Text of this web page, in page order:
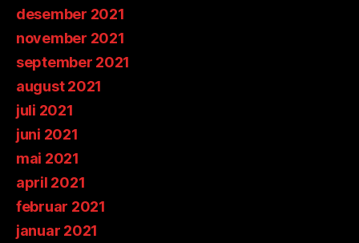
desember 2021
november 2021
september 2021
august 2021
juli 2021
juni 2021
mai 2021
april 2021
februar 2021
januar 2021